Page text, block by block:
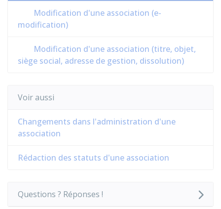
Modification d'une association (e-
modification)
Modification d'une association (titre, objet,
siège social, adresse de gestion, dissolution)
Voir aussi
Changements dans l'administration d'une
association
Rédaction des statuts d'une association
Questions ? Réponses !